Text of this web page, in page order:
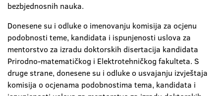
bezbjednosnih nauka.
Donesene su i odluke o imenovanju komisija za ocjenu
podobnosti teme, kandidata i ispunjenosti uslova za
mentorstvo za izradu doktorskih disertacija kandidata
Prirodno-matematičkog i Elektrotehničkog fakulteta. S
druge strane, donesene su i odluke o usvajanju izvještaja
komisija o ocjenama podobnostima tema, kandidata i